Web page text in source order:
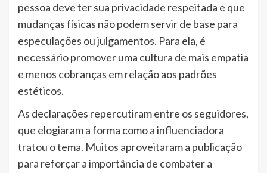
pessoa deve ter sua privacidade respeitada e que
mudanças físicas não podem servir de base para
especulações ou julgamentos. Para ela, é
necessário promover uma cultura de mais empatia
e menos cobranças em relação aos padrões
estéticos.
As declarações repercutiram entre os seguidores,
que elogiaram a forma como a influenciadora
tratou o tema. Muitos aproveitaram a publicação
para reforçar a importância de combater a